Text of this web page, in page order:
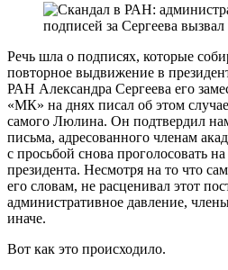
Речь шла о подписях, которые
повторное выдвижение в
РАН Александра Сергеева его
«МК» на днях писал об этом
самого Люлина. Он подтвердил
письма, адресованного членам
с просьбой снова проголосовать
президента. Несмотря на то что
его словам, не расценивал этот
административное давление,
иначе.
Вот как это происходило.